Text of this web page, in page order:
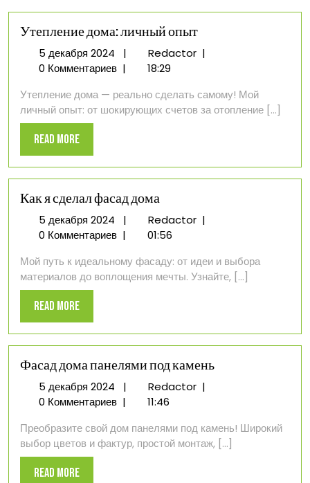
Утепление дома: личный опыт
5 декабря 20245
декабря
| RedactorУтепление
опыт
|
0 Комментариев |
18:29
Утепление дома — реально сделать самому! Мой
личный опыт: от шокирующих счетов за отопление [...]
Read MoreRead
More
Как я сделал фасад дома
5 декабря 20245
декабря
| RedactorКак
фасад
дома
|
0 Комментариев |
01:56
Мой путь к идеальному фасаду: от идеи и выбора
материалов до воплощения мечты. Узнайте, [...]
Read MoreRead
More
Фасад дома панелями под камень
5 декабря 20245
декабря
| RedactorФасад
под
камень
|
0 Комментариев |
11:46
Преобразите свой дом панелями под камень! Широкий
выбор цветов и фактур, простой монтаж, [...]
Read MoreRead